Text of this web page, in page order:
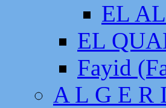
EL
EL
Fayid
A L G E R